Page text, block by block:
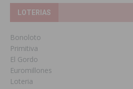
LOTERIAS
Bonoloto
Primitiva
El Gordo
Euromillones
Loteria